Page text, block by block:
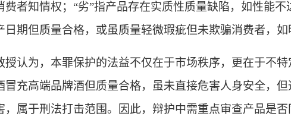
费者知情权；“劣”指产品存在实质性质量缺陷，如性能
日期但质量合格，或虽质量轻微瑕疵但未欺骗消费者， 如
授认为 ，本罪保护的法益不仅在于市场秩序，更在于不
冒充高端品牌酒但质量合格，虽未直接危害人身安全，
，属于刑法打击范围。因此，辩护中需重点审查产品是